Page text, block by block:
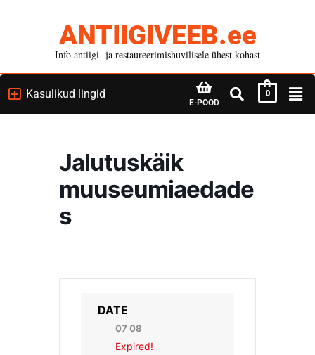
ANTIIGIVEEB.ee
Info antiigi- ja restaureerimishuvilisele ühest kohast
Kasulikud lingid
E-POOD
0
Jalutuskäik
muuseumiaedade
s
DATE
07 08
Expired!